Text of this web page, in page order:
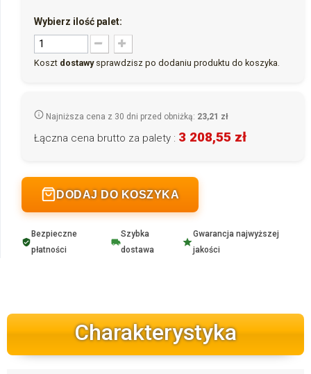
Wybierz ilość palet:
Koszt dostawysprawdzisz po dodaniu produktu do koszyka.
Najniższa cena z 30 dni przed obniżką: 23,21 zł
Łączna cena brutto za palety : 3 208,55 zł
DODAJ DO KOSZYKA
Bezpieczne
płatności
Szybka
dostawa
Gwarancja najwyższej
jakości
Charakterystyka